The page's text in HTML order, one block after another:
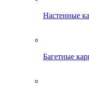
Настенные
Багетные